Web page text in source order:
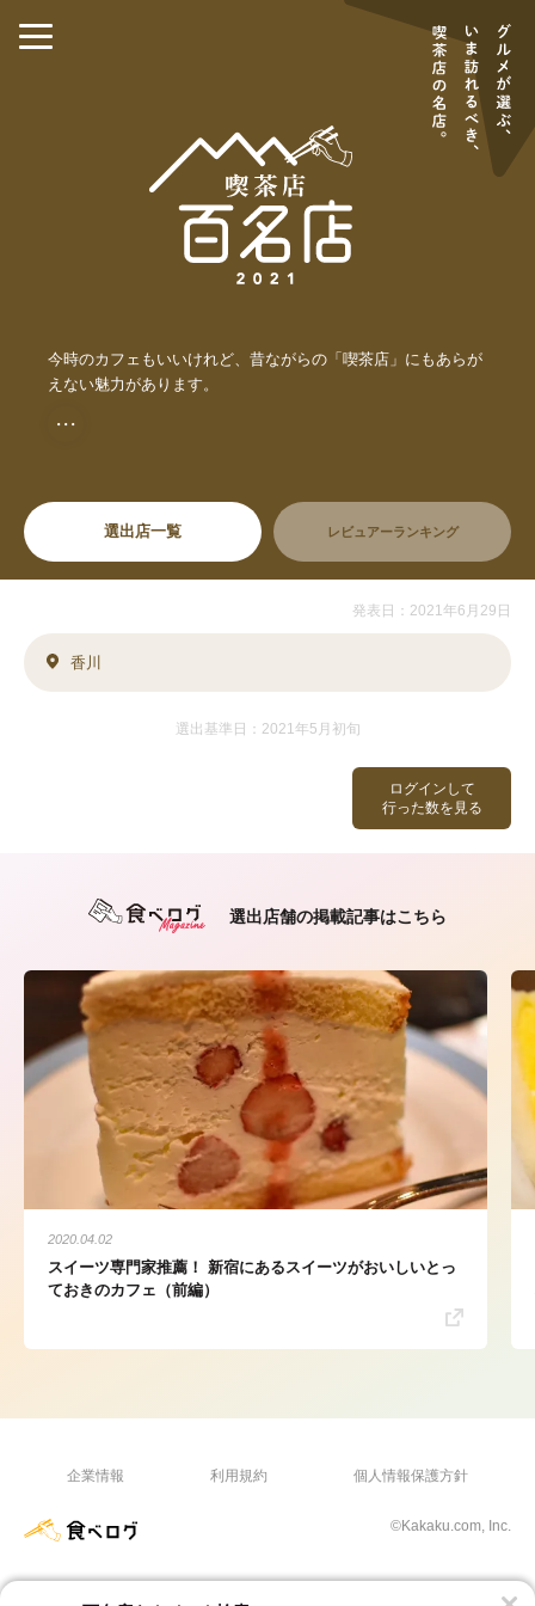
今時のカフェもいいけれど、昔ながらの「喫茶店」にもあらが
えない魅力があります。
・・・
選出店一覧 レビュアーランキング
ログインして
行った数を見る
発表日：2021年6月29日
香川
選出基準日：2021年5月初旬
選出店舗の掲載記事はこちら
2020.04.02
スイーツ専門家推薦！ 新宿にあるスイーツがおいしいとっ
ておきのカフェ（前編）
企業情報 利用規約 個人情報保護方針
©Kakaku.com, Inc.